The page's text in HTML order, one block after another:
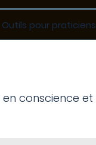
Outils pour praticiens
conscience et